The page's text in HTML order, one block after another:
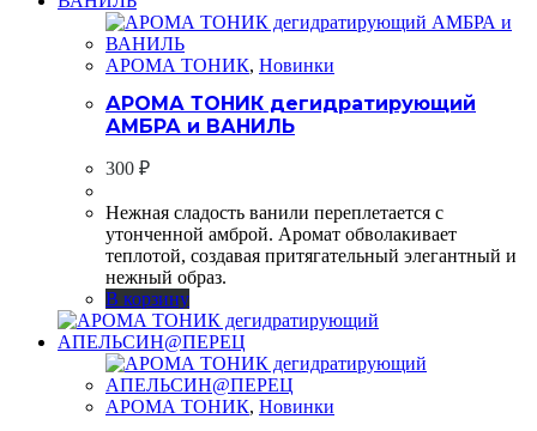
АРОМА ТОНИК, Новинки
АРОМА ТОНИК дегидратирующий
АМБРА и ВАНИЛЬ
300 ₽
Нежная сладость ванили переплетается с
утонченной амброй. Аромат обволакивает
теплотой, создавая притягательный элегантный и
нежный образ.
В корзину
АРОМА ТОНИК, Новинки